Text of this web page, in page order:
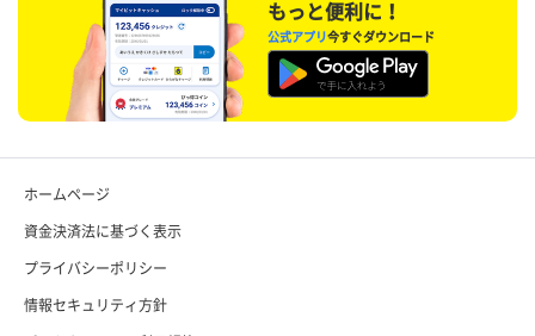
もっと便利に！
公式アプリ今すぐダウンロード
ホームページ
資金決済法に基づく表示
プライバシーポリシー
情報セキュリティ方針